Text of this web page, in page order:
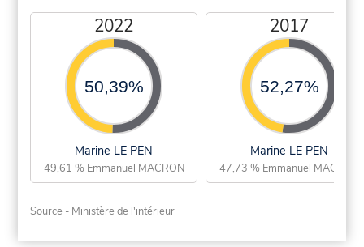
2022
50,39%
Marine LE PEN
49,61 % Emmanuel MACRON
2017
52,27%
Marine LE PEN
47,73 % Emmanuel MACRON
Source - Ministère de l'intérieur